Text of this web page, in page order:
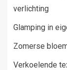
verlichting
Glamping in
Zomerse
Verkoelende